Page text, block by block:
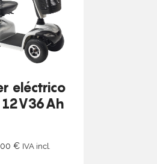
eléctrico
12V36Ah
€ IVA incl.